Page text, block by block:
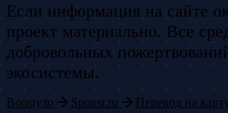
Если информация на сайте
проект материально. Все
добровольных
экосистемы.
Boosty.to Sponsr.ru Перевод на